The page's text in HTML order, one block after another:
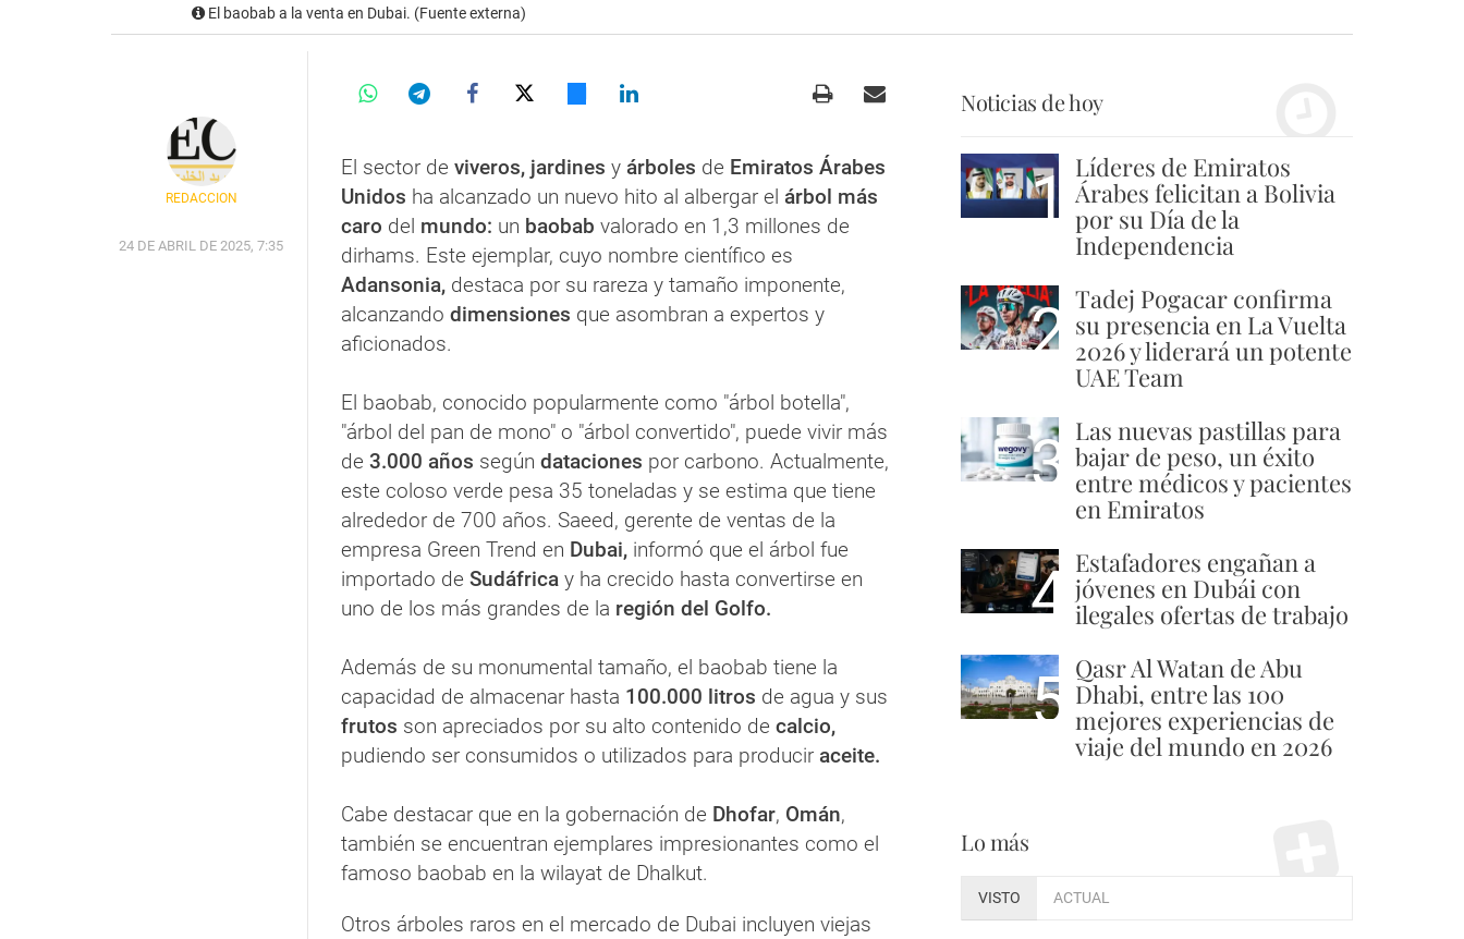
El baobab a la venta en Dubai. (Fuente externa)
REDACCIÓN
24 DE ABRIL DE 2025, 7:35
El sector de viveros, jardines y árboles de Emiratos Árabes
Unidos ha alcanzado un nuevo hito al albergar el árbol más
caro del mundo: un baobab valorado en 1,3 millones de
dirhams. Este ejemplar, cuyo nombre científico es
Adansonia, destaca por su rareza y tamaño imponente,
alcanzando dimensiones que asombran a expertos y
aficionados.
El baobab, conocido popularmente como "árbol botella",
"árbol del pan de mono" o "árbol convertido", puede vivir más
de 3.000 años según dataciones por carbono. Actualmente,
este coloso verde pesa 35 toneladas y se estima que tiene
alrededor de 700 años. Saeed, gerente de ventas de la
empresa Green Trend en Dubai, informó que el árbol fue
importado de Sudáfrica y ha crecido hasta convertirse en
uno de los más grandes de la región del Golfo.
Además de su monumental tamaño, el baobab tiene la
capacidad de almacenar hasta 100.000 litros de agua y sus
frutos son apreciados por su alto contenido de calcio,
pudiendo ser consumidos o utilizados para producir aceite.
Cabe destacar que en la gobernación de Dhofar, Omán,
también se encuentran ejemplares impresionantes como el
famoso baobab en la wilayat de Dhalkut.
Otros árboles raros en el mercado de Dubai incluyen viejas
Noticias de hoy
1 Líderes de Emiratos
Árabes felicitan a Bolivia
por su Día de la
Independencia
2 Tadej Pogacar confirma
su presencia en La Vuelta
2026 y liderará un potente
UAE Team
3 Las nuevas pastillas para
bajar de peso, un éxito
entre médicos y pacientes
en Emiratos
4 Estafadores engañan a
jóvenes en Dubái con
ilegales ofertas de trabajo
5 Qasr Al Watan de Abu
Dhabi, entre las 100
mejores experiencias de
viaje del mundo en 2026
Lo más
VISTO ACTUAL